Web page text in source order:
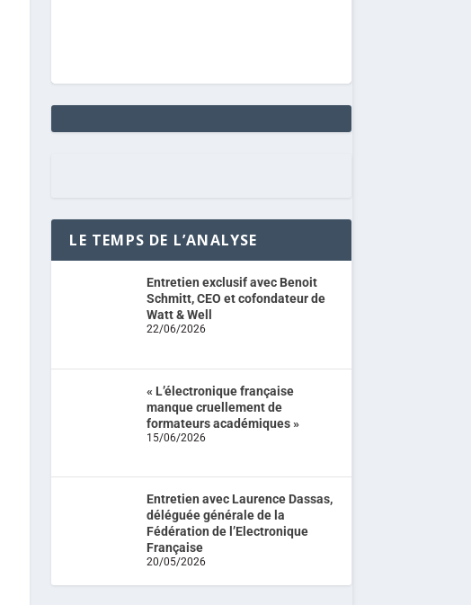
LE TEMPS DE L’ANALYSE
Entretien exclusif avec Benoit
Schmitt, CEO et cofondateur de
Watt & Well
22/06/2026
« L’électronique française
manque cruellement de
formateurs académiques »
15/06/2026
Entretien avec Laurence Dassas,
déléguée générale de la
Fédération de l’Electronique
Française
20/05/2026